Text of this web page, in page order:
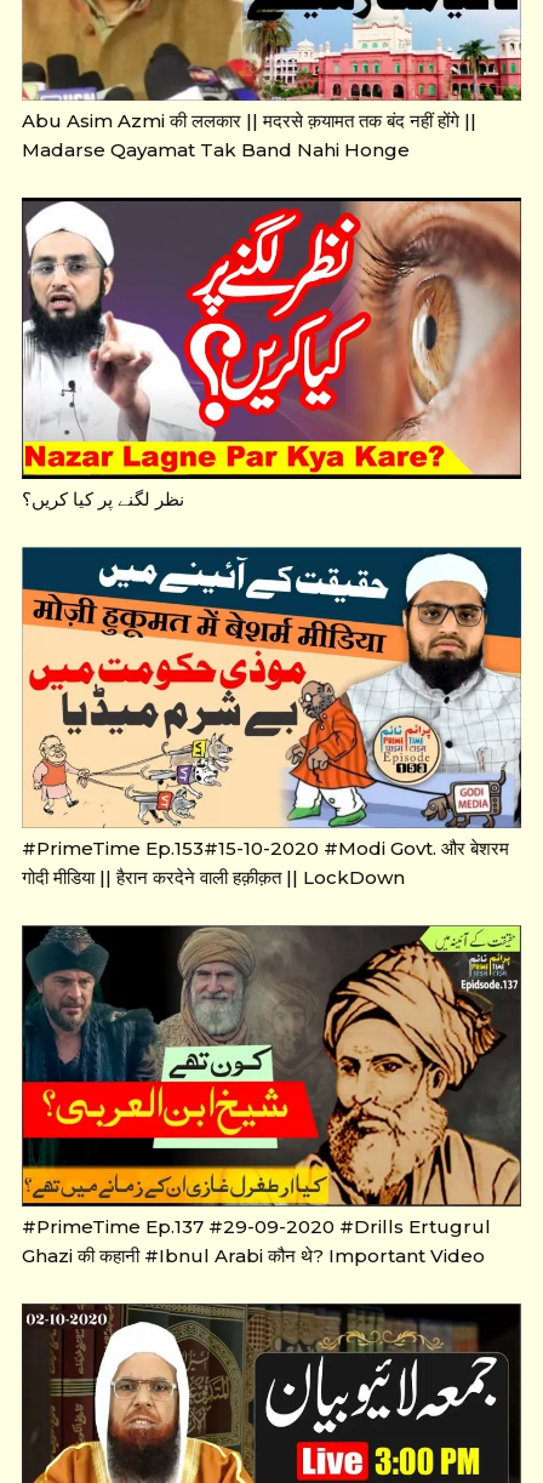
Abu Asim Azmi की ललकार || मदरसे क़यामत तक बंद नहीं होंगे ||
Madarse Qayamat Tak Band Nahi Honge
نظر لگنے پر کیا کریں؟
#PrimeTime Ep.153#15-10-2020 #Modi Govt. और बेशरम
गोदी मीडिया || हैरान करदेने वाली हक़ीक़त || LockDown
#PrimeTime Ep.137 #29-09-2020 #Drills Ertugrul
Ghazi की कहानी #Ibnul Arabi कौन थे? Important Video